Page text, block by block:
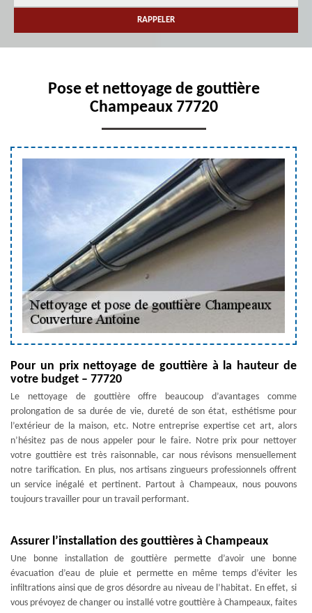
Pose et nettoyage de gouttière
Champeaux 77720
Pour un prix nettoyage de gouttière à la hauteur de
votre budget – 77720
Le nettoyage de gouttière offre beaucoup d’avantages comme
prolongation de sa durée de vie, dureté de son état, esthétisme pour
l’extérieur de la maison, etc. Notre entreprise expertise cet art, alors
n’hésitez pas de nous appeler pour le faire. Notre prix pour nettoyer
votre gouttière est très raisonnable, car nous révisons mensuellement
notre tarification. En plus, nos artisans zingueurs professionnels offrent
un service inégalé et pertinent. Partout à Champeaux, nous pouvons
toujours travailler pour un travail performant.
Assurer l’installation des gouttières à Champeaux
Une bonne installation de gouttière permette d’avoir une bonne
évacuation d’eau de pluie et permette en même temps d’éviter les
infiltrations ainsi que de gros désordre au niveau de l’habitat. En effet, si
vous prévoyez de changer ou installé votre gouttière à Champeaux, faites